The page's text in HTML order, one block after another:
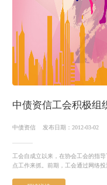
中债资信工会积极组
中债资信 发布日期：2012-03-02
工会自成立以来，在协会工会的指
点工作来抓。前期，工会通过网络